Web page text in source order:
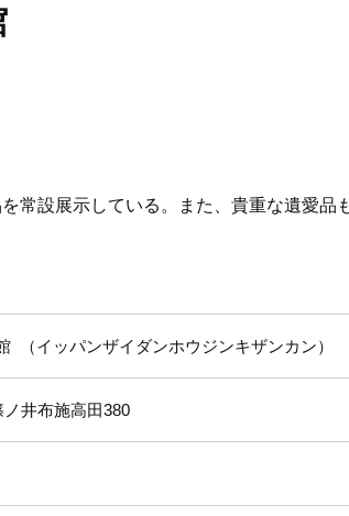
常設展示している。また、貴重な遺愛品
イッパンザイダンホウジンキザンカン
井布施高田380